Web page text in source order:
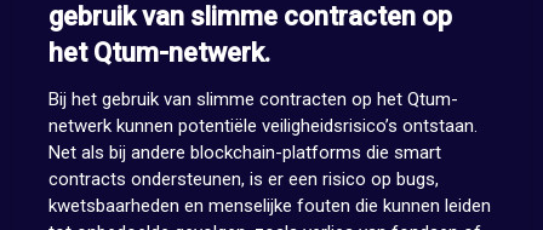
gebruik van slimme contracten op
het Qtum-netwerk.
Bij het gebruik van slimme contracten op het Qtum-
netwerk kunnen potentiële veiligheidsrisico’s ontstaan.
Net als bij andere blockchain-platforms die smart
contracts ondersteunen, is er een risico op bugs,
kwetsbaarheden en menselijke fouten die kunnen leiden